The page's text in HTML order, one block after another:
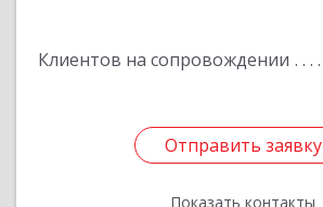
Клиентов на сопровождении
Отправить заявку
Показать контакты
Отправить заявку
Назад